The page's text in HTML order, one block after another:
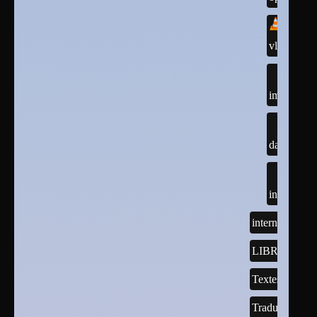
vlc
darktable
inkscape
internet
Textes
Traductions